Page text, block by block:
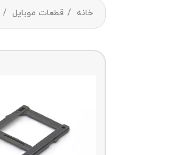
خانه قطعات موبایل